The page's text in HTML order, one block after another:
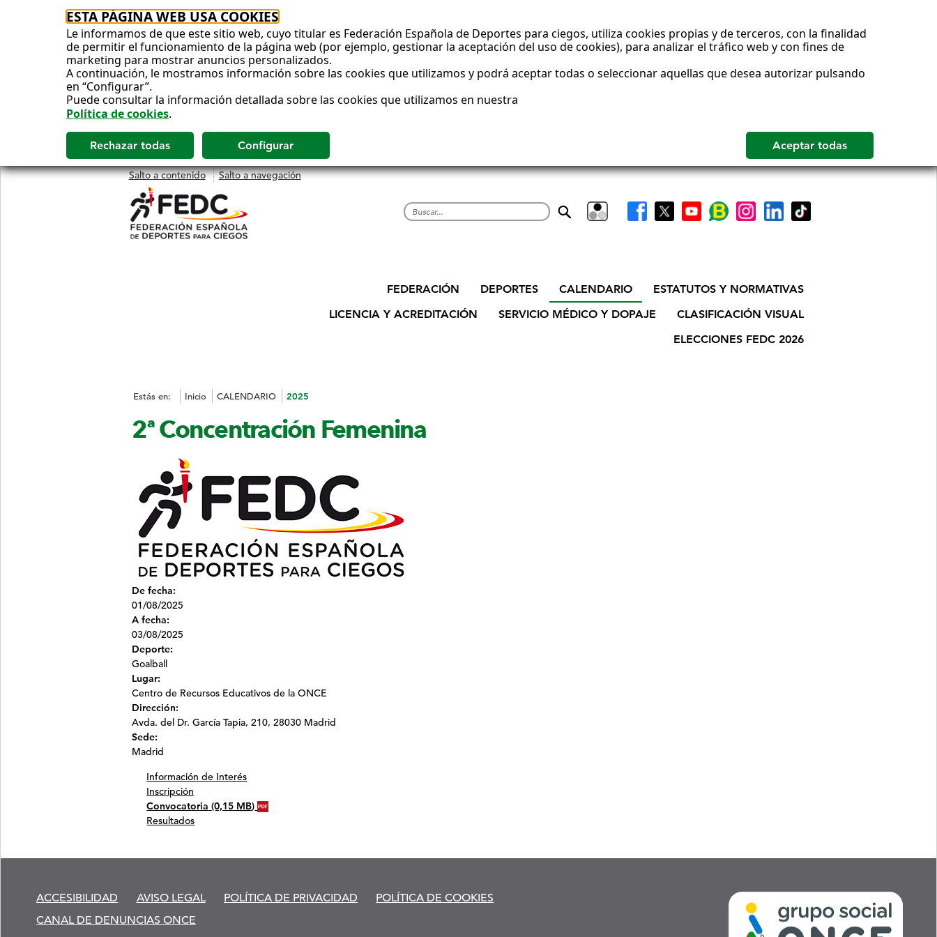
ESTA PÁGINA WEB USA COOKIES
Le informamos de que este sitio web, cuyo titular es Federación Española de Deportes para ciegos, utiliza cookies propias y de terceros, con la finalidad
de permitir el funcionamiento de la página web (por ejemplo, gestionar la aceptación del uso de cookies), para analizar el tráfico web y con fines de
marketing para mostrar anuncios personalizados.
A continuación, le mostramos información sobre las cookies que utilizamos y podrá aceptar todas o seleccionar aquellas que desea autorizar pulsando
en “Configurar”.
Puede consultar la información detallada sobre las cookies que utilizamos en nuestra
Política de cookies.
Salto a contenido Salto a navegación
Buscar
FEDERACIÓN DEPORTES CALENDARIO
ESTATUTOS Y NORMATIVAS
LICENCIA Y ACREDITACIÓN
SERVICIO MÉDICO Y DOPAJE
CLASIFICACIÓN VISUAL
ELECCIONES FEDC 2026
Estás en: Inicio CALENDARIO 2025
2ª Concentración Femenina
De fecha:
01/08/2025
A fecha:
03/08/2025
Deporte:
Goalball
Lugar:
Centro de Recursos Educativos de la ONCE
Dirección:
Avda. del Dr. García Tapia, 210, 28030 Madrid
Sede:
Madrid
Información de Interés
Inscripción
Convocatoria (0,15 MB)
Resultados
ACCESIBILIDAD AVISO LEGAL POLÍTICA DE PRIVACIDAD
POLÍTICA DE COOKIES
CANAL DE DENUNCIAS ONCE